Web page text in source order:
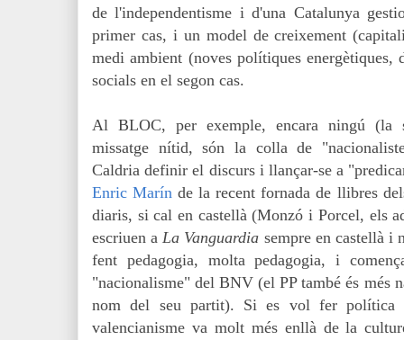
de l'independentisme i d'una Catalunya
primer cas, i un model de creixement
medi ambient (noves polítiques
socials en el segon cas.
Al BLOC, per exemple, encara ningú (la
missatge nítid, són la colla de
Caldria definir el discurs i llançar-se a
Enric Marín de la recent fornada de llibres
diaris, si cal en castellà (Monzó i Porcel, els
escriuen aLa Vanguardia sempre en castellà i
fent pedagogia, molta pedagogia, i
"nacionalisme" del BNV (el PP també és més
nom del seu partit). Si es vol fer política
valencianisme va molt més enllà de la